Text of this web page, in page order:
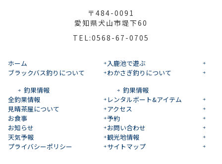
〒484-0091
愛知県犬山市堤下60
TEL:0568-67-0705
ホーム
入鹿池で遊ぶ
ブラックバス釣りについて
釣果情報
わかさぎ釣りについて
釣果情報
全釣果情報
レンタルボート&アイテム
見晴茶屋について
アクセス
お食事
予約
お知らせ
お問い合わせ
天気予報
観光地情報
プライバシーポリシー
サイトマップ